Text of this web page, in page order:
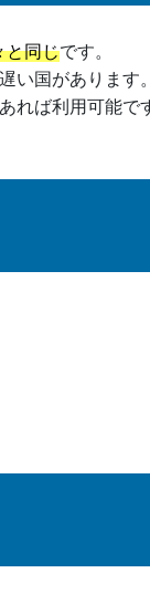
と同じです。
い国があります。
れば利用可能で